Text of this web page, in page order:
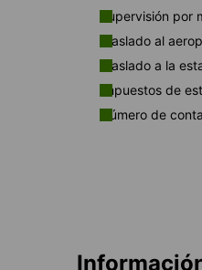
Supervisión
Traslado al
Traslado a la
Impuestos de
Número de